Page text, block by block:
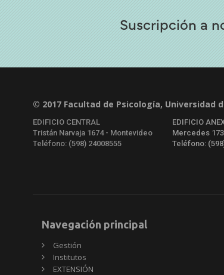
Suscripción a
© 2017 Facultad de Psicología, Universidad
EDIFICIO CENTRAL
Tristán Narvaja 1674 - Montevideo
Teléfono: (598) 24008555
EDIFICIO
Mercedes
Teléfono:
Navegación principal
Gestión
Institutos
EXTENSIÓN